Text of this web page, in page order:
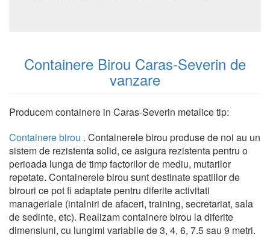
Containere Birou Caras-Severin de
vanzare
Producem containere in Caras-Severin metalice tip:
Containere birou . Containerele birou produse de noi au un
sistem de rezistenta solid, ce asigura rezistenta pentru o
perioada lunga de timp factorilor de mediu, mutarilor
repetate. Containerele birou sunt destinate spatiilor de
birouri ce pot fi adaptate pentru diferite activitati
manageriale (intalniri de afaceri, training, secretariat, sala
de sedinte, etc). Realizam containere birou la diferite
dimensiuni, cu lungimi variabile de 3, 4, 6, 7.5 sau 9 metri.